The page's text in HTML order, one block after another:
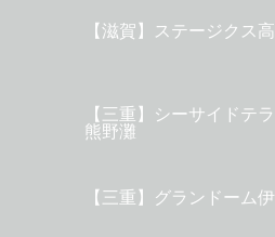
【滋賀】ステージクス
【三重】シーサイドテ
熊野灘
【三重】グランドーム